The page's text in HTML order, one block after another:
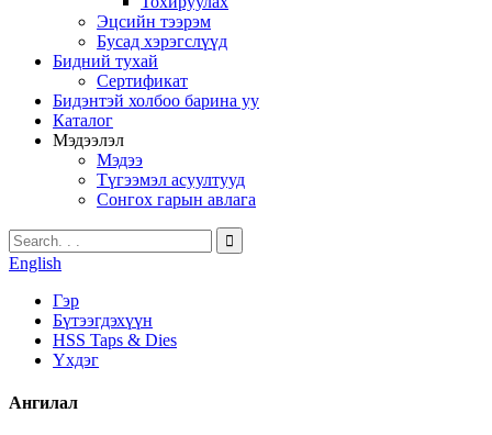
Эцсийн тээрэм
Бусад хэрэгслүүд
Бидний тухай
Сертификат
Бидэнтэй холбоо барина уу
Каталог
Мэдээлэл
Мэдээ
Түгээмэл асуултууд
Сонгох гарын авлага
English
Гэр
Бүтээгдэхүүн
HSS Taps & Dies
Үхдэг
Ангилал